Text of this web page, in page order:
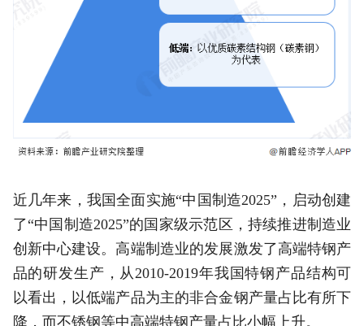
近几年来，我国全面实施“中国制造2025”，启动创建
了“中国制造2025”的国家级示范区，持续推进制造业
创新中心建设。高端制造业的发展激发了高端特钢产
品的研发生产，从2010-2019年我国特钢产品结构可
以看出，以低端产品为主的非合金钢产量占比有所下
降，而不锈钢等中高端特钢产量占比小幅上升。